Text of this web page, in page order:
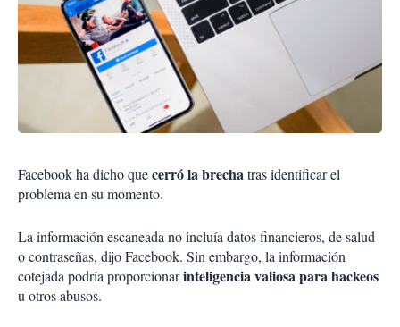
Facebook ha dicho quecerró la brechatras identificar el
problema en su momento.
La información escaneada no incluía datos financieros, de salud
o contraseñas, dijo Facebook. Sin embargo, la información
cotejada podría proporcionarinteligencia valiosa para hackeos
u otros abusos.